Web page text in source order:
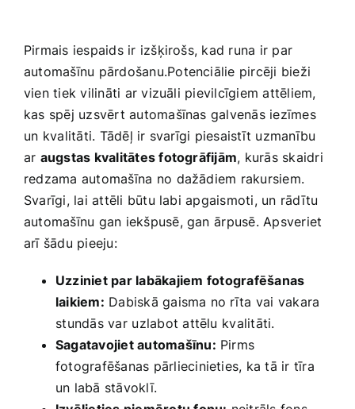
Pirmais iespaids ir izšķirošs, kad runa ir par
automašīnu pārdošanu.Potenciālie pircēji bieži
vien‍ tiek ‌vilināti ar vizuāli pievilcīgiem attēliem,
kas spēj uzsvērt automašīnas galvenās iezīmes
un⁤ kvalitāti. Tādēļ ir svarīgi piesaistīt uzmanību
ar augstas kvalitātes fotogrāfijām, kurās skaidri
redzama automašīna no⁣ dažādiem rakursiem.
Svarīgi, lai attēli būtu‌ labi apgaismoti, un rādītu
automašīnu gan iekšpusē, gan⁣ ārpusē. ​Apsveriet
arī šādu pieeju:
Uzziniet par‍ labākajiem⁤ fotografēšanas
‍laikiem: Dabiskā gaisma no rīta vai ⁣vakara
⁤stundās var⁢ uzlabot attēlu ⁣kvalitāti.
Sagatavojiet‌ automašīnu: Pirms
fotografēšanas pārliecinieties, ‍ka tā ir tīra
un labā stāvoklī.